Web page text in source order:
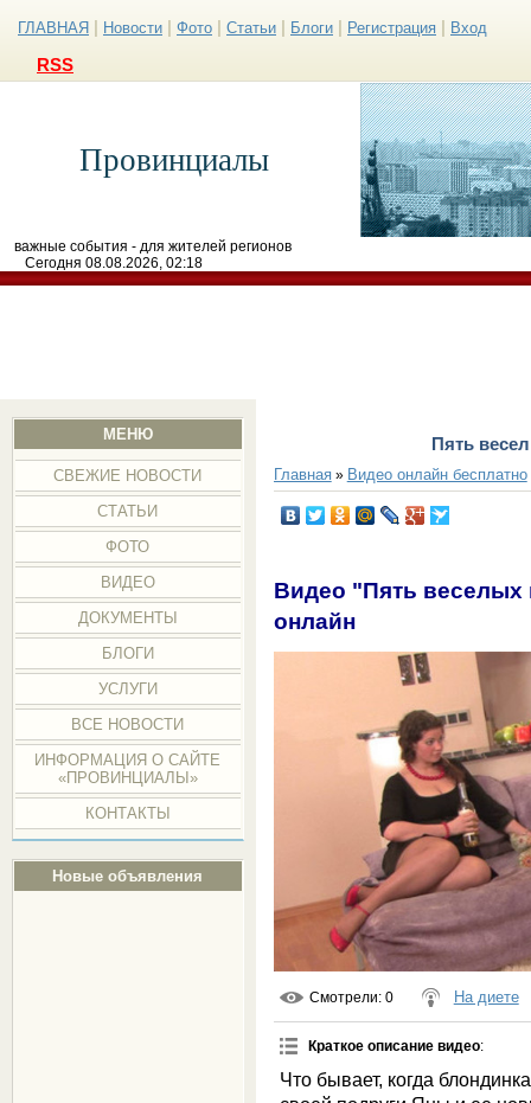
ГЛАВНАЯ Новости Фото Статьи Блоги Регистрация Вход
RSS
Провинциалы
важные события - для жителей регионов
Сегодня 08.08.2026, 02:18
МЕНЮ
СВЕЖИЕ НОВОСТИ
СТАТЬИ
ФОТО
ВИДЕО
ДОКУМЕНТЫ
БЛОГИ
УСЛУГИ
ВСЕ НОВОСТИ
ИНФОРМАЦИЯ О САЙТЕ
«ПРОВИНЦИАЛЫ»
КОНТАКТЫ
Новые объявления
Пять
Главная» Видео онлайн бесплатно
Видео "Пять
онлайн
Смотрели: 0 На диете
Краткое описание видео:
Что бывает, когда